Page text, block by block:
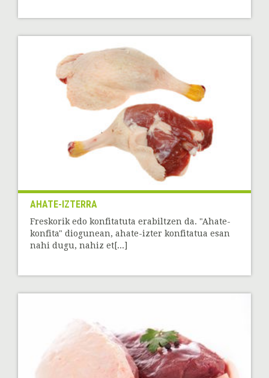
AHATE-IZTERRA
Freskorik edo konfitatuta erabiltzen da. "Ahate-
konfita" diogunean, ahate-izter konfitatua esan
nahi dugu, nahiz et[...]